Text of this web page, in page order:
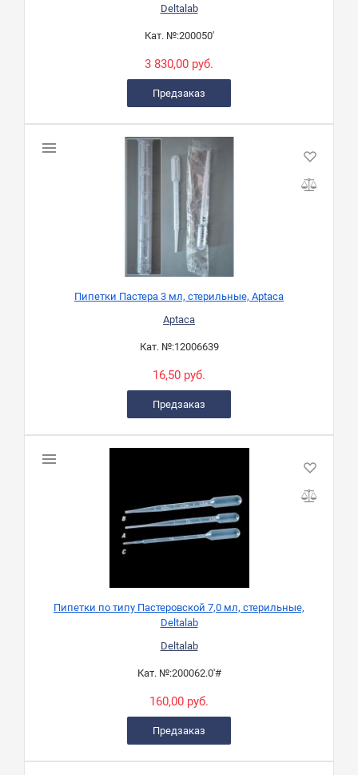
Deltalab
Кат. №:200050'
3 830,00 руб.
Предзаказ
Пипетки Пастера 3 мл, стерильные, Aptaca
Aptaca
Кат. №:12006639
16,50 руб.
Предзаказ
Пипетки по типу Пастеровской 7,0 мл, стерильные,
Deltalab
Deltalab
Кат. №:200062.0'#
160,00 руб.
Предзаказ